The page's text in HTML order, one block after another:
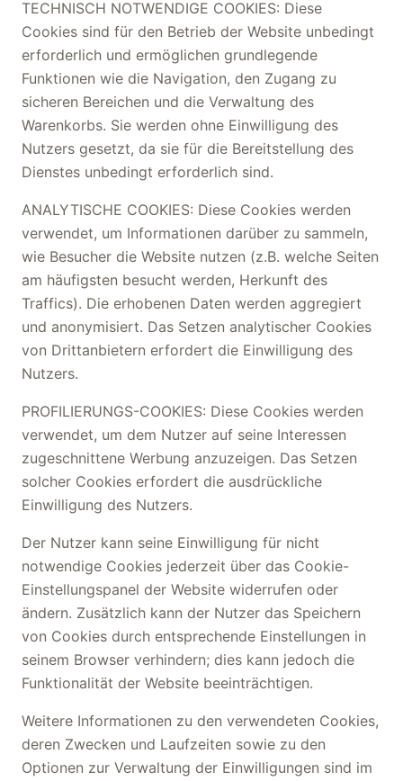
TECHNISCH NOTWENDIGE COOKIES: Diese
Cookies sind für den Betrieb der Website unbedingt
erforderlich und ermöglichen grundlegende
Funktionen wie die Navigation, den Zugang zu
sicheren Bereichen und die Verwaltung des
Warenkorbs. Sie werden ohne Einwilligung des
Nutzers gesetzt, da sie für die Bereitstellung des
Dienstes unbedingt erforderlich sind.
ANALYTISCHE COOKIES: Diese Cookies werden
verwendet, um Informationen darüber zu sammeln,
wie Besucher die Website nutzen (z.B. welche Seiten
am häufigsten besucht werden, Herkunft des
Traffics). Die erhobenen Daten werden aggregiert
und anonymisiert. Das Setzen analytischer Cookies
von Drittanbietern erfordert die Einwilligung des
Nutzers.
PROFILIERUNGS-COOKIES: Diese Cookies werden
verwendet, um dem Nutzer auf seine Interessen
zugeschnittene Werbung anzuzeigen. Das Setzen
solcher Cookies erfordert die ausdrückliche
Einwilligung des Nutzers.
Der Nutzer kann seine Einwilligung für nicht
notwendige Cookies jederzeit über das Cookie-
Einstellungspanel der Website widerrufen oder
ändern. Zusätzlich kann der Nutzer das Speichern
von Cookies durch entsprechende Einstellungen in
seinem Browser verhindern; dies kann jedoch die
Funktionalität der Website beeinträchtigen.
Weitere Informationen zu den verwendeten Cookies,
deren Zwecken und Laufzeiten sowie zu den
Optionen zur Verwaltung der Einwilligungen sind im